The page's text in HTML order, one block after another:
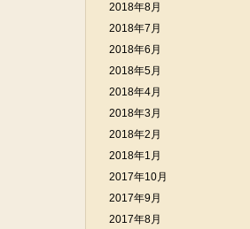
2018年8月
2018年7月
2018年6月
2018年5月
2018年4月
2018年3月
2018年2月
2018年1月
2017年10月
2017年9月
2017年8月